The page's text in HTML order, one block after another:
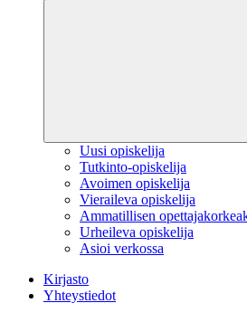
Uusi opiskelija
Tutkinto-opiskelija
Avoimen opiskelija
Vieraileva opiskelija
Ammatillisen
Urheileva opiskelija
Asioi verkossa
Kirjasto
Yhteystiedot